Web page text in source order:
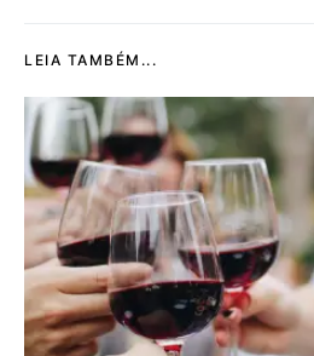
LEIA TAMBÉM...